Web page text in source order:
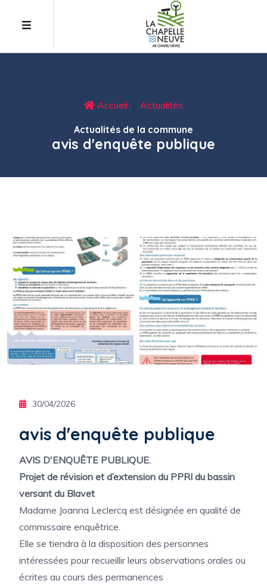
Accueil Actualités
Actualités de la commune
avis d'enquête publique
30/04/2026
avis d'enquête publique
AVIS D'ENQUÊTE PUBLIQUE.
Projet de révision et d’extension du PPRI du bassin
versant du Blavet
Madame Joanna Leclercq est désignée en qualité de
commissaire enquêtrice.
Elle se tiendra à la disposition des personnes
intéressées pour recueillir leurs observations orales ou
écrites au cours des permanences